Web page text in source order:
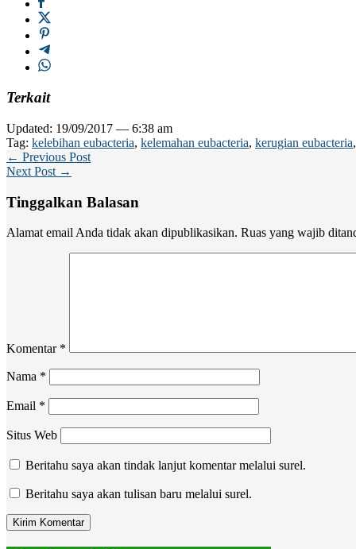
Terkait
Updated: 19/09/2017 — 6:38 am
Tag: kelebihan eubacteria, kelemahan eubacteria, kerugian eubacteria
← Previous Post
Next Post →
Tinggalkan Balasan
Alamat email Anda tidak akan dipublikasikan. Ruas yang wajib
Komentar *
Nama *
Email *
Situs Web
Beritahu saya akan tindak lanjut komentar melalui surel.
Beritahu saya akan tulisan baru melalui surel.